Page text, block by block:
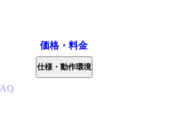
価格・料金
仕様・動作環境